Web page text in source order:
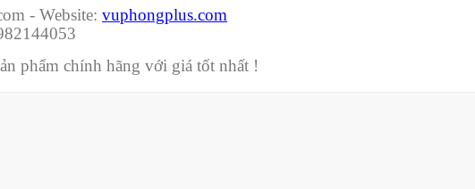
- Website: vuphongplus.com
phẩm chính hãng với giá tốt nhất !